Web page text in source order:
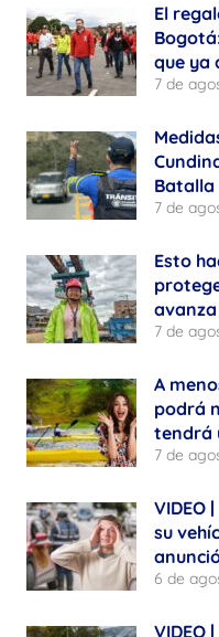
El
que ya
7 de
Batalla
7 de
Esto
7 de
A
podrá
tendrá
7 de
VIDEO
su
6 de
VIDEO